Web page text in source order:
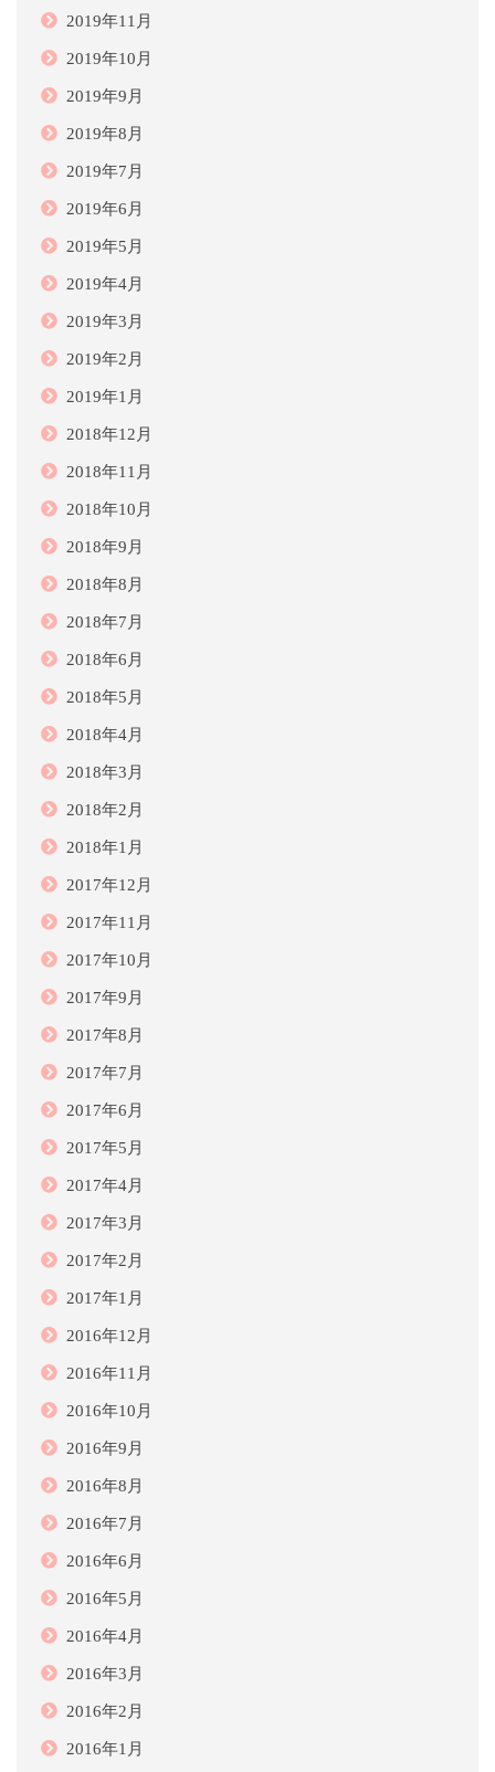
2019年11月
2019年10月
2019年9月
2019年8月
2019年7月
2019年6月
2019年5月
2019年4月
2019年3月
2019年2月
2019年1月
2018年12月
2018年11月
2018年10月
2018年9月
2018年8月
2018年7月
2018年6月
2018年5月
2018年4月
2018年3月
2018年2月
2018年1月
2017年12月
2017年11月
2017年10月
2017年9月
2017年8月
2017年7月
2017年6月
2017年5月
2017年4月
2017年3月
2017年2月
2017年1月
2016年12月
2016年11月
2016年10月
2016年9月
2016年8月
2016年7月
2016年6月
2016年5月
2016年4月
2016年3月
2016年2月
2016年1月